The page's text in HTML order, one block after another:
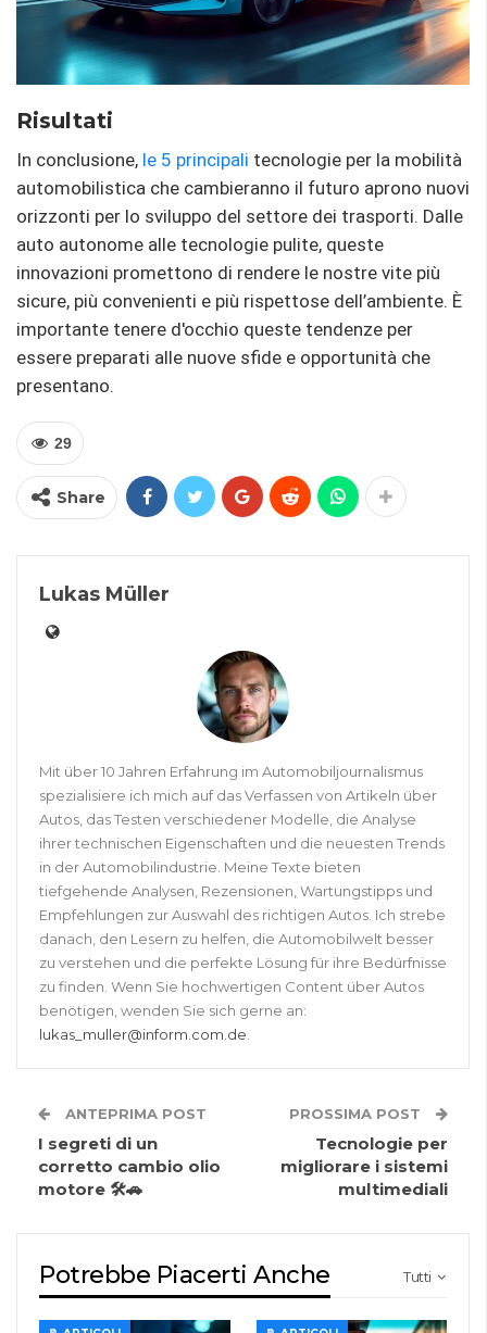
Risultati
In conclusione, le 5 principali tecnologie per la mobilità
automobilistica che cambieranno il futuro aprono nuovi
orizzonti per lo sviluppo del settore dei trasporti. Dalle
auto autonome alle tecnologie pulite, queste
innovazioni promettono di rendere le nostre vite più
sicure, più convenienti e più rispettose dell’ambiente. È
importante tenere d'occhio queste tendenze per
essere preparati alle nuove sfide e opportunità che
presentano.
29
Share
Lukas Müller
Mit über 10 Jahren Erfahrung im Automobiljournalismus
spezialisiere ich mich auf das Verfassen von Artikeln über
Autos, das Testen verschiedener Modelle, die Analyse
ihrer technischen Eigenschaften und die neuesten Trends
in der Automobilindustrie. Meine Texte bieten
tiefgehende Analysen, Rezensionen, Wartungstipps und
Empfehlungen zur Auswahl des richtigen Autos. Ich strebe
danach, den Lesern zu helfen, die Automobilwelt besser
zu verstehen und die perfekte Lösung für ihre Bedürfnisse
zu finden. Wenn Sie hochwertigen Content über Autos
benötigen, wenden Sie sich gerne an:
lukas_muller@inform.com.de.
ANTEPRIMA POST
I segreti di un
corretto cambio olio
motore 🛠️🚗
PROSSIMA POST
Tecnologie per
migliorare i sistemi
multimediali
Tutti
Potrebbe Piacerti Anche